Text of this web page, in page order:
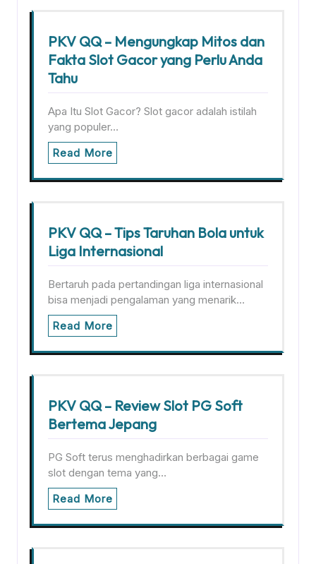
PKV QQ – Mengungkap Mitos dan
Fakta Slot Gacor yang Perlu Anda
Tahu
Apa Itu Slot Gacor? Slot gacor adalah istilah
yang populer…
Read More
PKV QQ – Tips Taruhan Bola untuk
Liga Internasional
Bertaruh pada pertandingan liga internasional
bisa menjadi pengalaman yang menarik…
Read More
PKV QQ – Review Slot PG Soft
Bertema Jepang
PG Soft terus menghadirkan berbagai game
slot dengan tema yang…
Read More